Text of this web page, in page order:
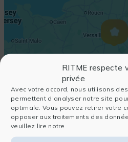
RITME respecte
privée
Avec votre accord, nous utilisons
permettent d'analyser notre site
optimale. Vous pouvez retirer votre
opposer aux traitements des
veuillez lire notre